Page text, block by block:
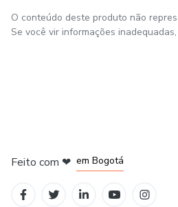
O conteúdo deste produto não
Se você vir informações inadequadas,
Feito com ❤ em Bogotá